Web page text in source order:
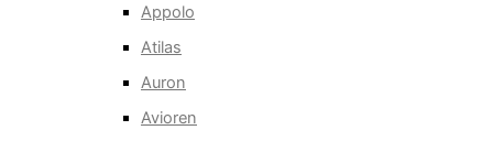
Appolo
Atilas
Auron
Avioren